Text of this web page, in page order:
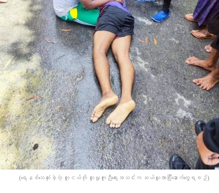
(​ရေနစ်​သေဆုံးခဲ့တဲ့ လူငယ်ကို လူမှုကူညီ​ရေးအသင်းက ဆယ်ယူလာပြီး​နောက်​တွေ့ရစဥ်)